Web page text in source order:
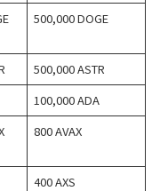
500,000 DOGE
500,000 ASTR
100,000 ADA
800 AVAX
400 AXS